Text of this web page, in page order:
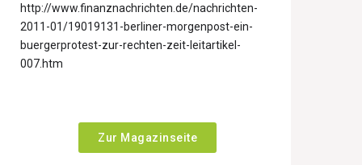
http://www.finanznachrichten.de/nachrichten-
2011-01/19019131-berliner-morgenpost-ein-
buergerprotest-zur-rechten-zeit-leitartikel-
007.htm
Zur Magazinseite